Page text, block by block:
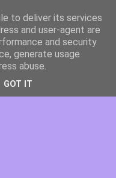
to deliver its services
and user-agent are
and security
generate usage
abuse.
GOT IT